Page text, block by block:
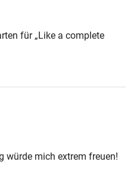
für „Like a complete
würde mich extrem freuen!